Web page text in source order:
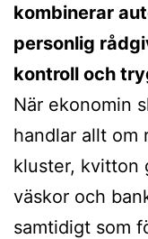
kombinerar
personlig
kontroll och
När ekonomin
handlar allt om
kluster, kvitton
väskor och
samtidigt som